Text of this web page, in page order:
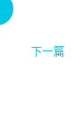
下一篇